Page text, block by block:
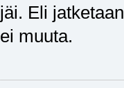
jäi. Eli
ei muuta.